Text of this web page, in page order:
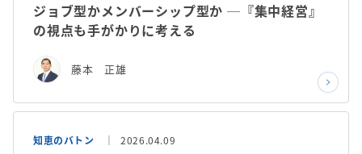
ジョブ型かメンバーシップ型か ─『集中経営』
の視点も手がかりに考える
藤本 正雄
知恵のバトン 2026.04.09